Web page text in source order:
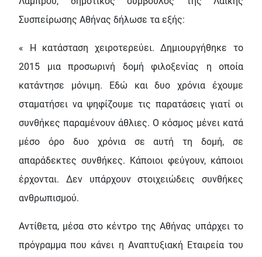
Συσπείρωσης Αθήνας δήλωσε τα εξής:
« Η κατάσταση χειροτερεύει. Δημιουργήθηκε το
2015 μια προσωρινή δομή φιλοξενίας η οποία
κατάντησε μόνιμη. Εδώ και δυο χρόνια έχουμε
σταματήσει να ψηφίζουμε τις παρατάσεις γιατί οι
συνθήκες παραμένουν άθλιες. Ο κόσμος μένει κατά
μέσο όρο δυο χρόνια σε αυτή τη δομή, σε
απαράδεκτες συνθήκες. Κάποιοι φεύγουν, κάποιοι
έρχονται. Δεν υπάρχουν στοιχειώδεις συνθήκες
ανθρωπισμού.
Αντίθετα, μέσα στο κέντρο της Αθήνας υπάρχει το
πρόγραμμα που κάνει η Αναπτυξιακή Εταιρεία του